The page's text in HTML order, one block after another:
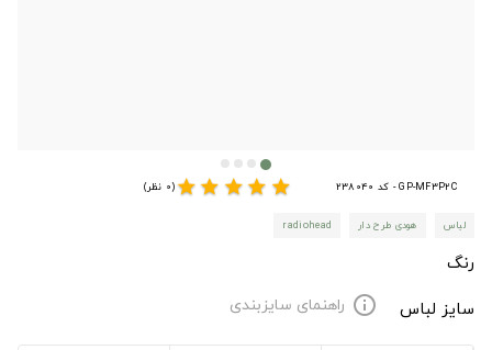
GP-MF3P2C - کد 238040 star
star
star
star
star(0 نظر)
لباس هودی طرح دار radiohead
رنگ
سایز لباس
info راهنمای سایزبندی